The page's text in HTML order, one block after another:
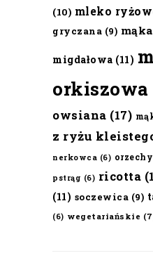
(10) mleko
gryczana (9)
migdałowa (11)
orkiszowa
owsiana (17)
z ryżu
nerkowca (6)
pstrąg (6) ricotta
(11) soczewica (9)
(6) wegetariańskie